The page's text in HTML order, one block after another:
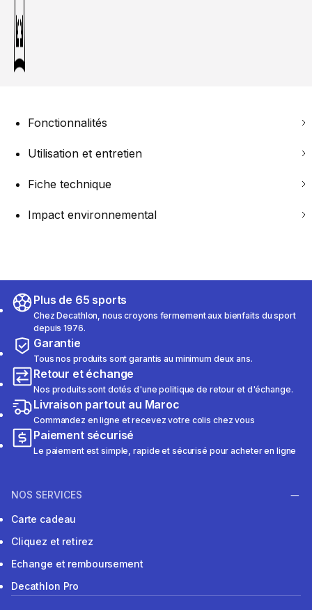
Fonctionnalités
Utilisation et entretien
Fiche technique
Impact environnemental
Plus de 65 sports
Chez Decathlon, nous croyons fermement aux bienfaits du sport
depuis 1976.
Garantie
Tous nos produits sont garantis au minimum deux ans.
Retour et échange
Nos produits sont dotés d'une politique de retour et d'échange.
Livraison partout au Maroc
Commandez en ligne et recevez votre colis chez vous
Paiement sécurisé
Le paiement est simple, rapide et sécurisé pour acheter en ligne
NOS SERVICES
Carte cadeau
Cliquez et retirez
Echange et remboursement
Decathlon Pro